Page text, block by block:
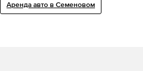
Аренда авто в Семеновом